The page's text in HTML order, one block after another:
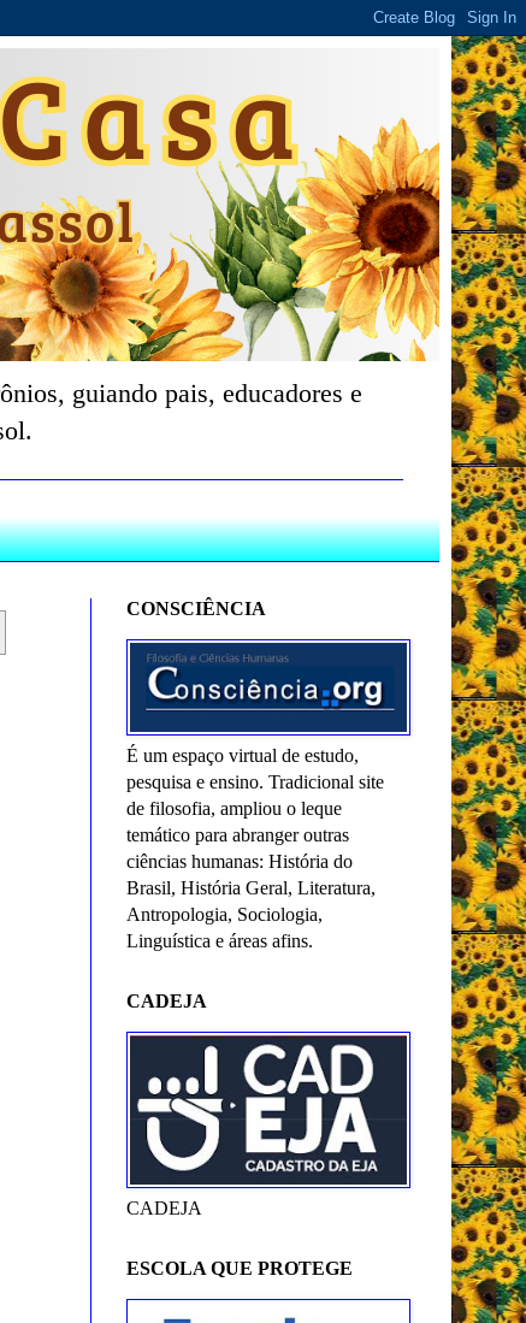
guiando pais, educadores e
CONSCIÊNCIA
É um espaço virtual de estudo,
pesquisa e ensino. Tradicional site
de filosofia, ampliou o leque
temático para abranger outras
ciências humanas: História do
Brasil, História Geral, Literatura,
Antropologia, Sociologia,
Linguística e áreas afins.
CADEJA
CADEJA
ESCOLA QUE PROTEGE